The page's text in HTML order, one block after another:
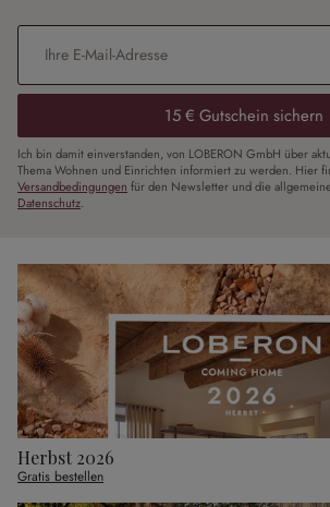
E-Mail-Adresse
15 € Gutschein sichern
Ich bin damit einverstanden, von LOBERON GmbH über
Thema Wohnen und Einrichten informiert zu werden. Hier
Versandbedingungen für den Newsletter und die
Datenschutz.
Herbst 2026
Gratis bestellen